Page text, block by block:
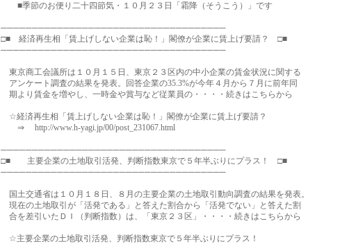
■季節のお便り二十四節気・１０月２３日「霜降（そうこう）」です
────────────────────────────────────
□■ 経済再生相「賃上げしない企業は恥！」閣僚が企業に賃上げ要請？ □■
────────────────────────────────────
東京商工会議所は１０月１５日、東京２３区内の中小企業の賃金状況に関する
アンケート調査の結果を発表。回答企業の35.3%が今年４月から７月に前年同
期より賃金を増やし、一時金や賞与など従業員の・・・・続きはこちらから
☆経済再生相「賃上げしない企業は恥！」閣僚が企業に賃上げ要請？
⇒ http://www.h-yagi.jp/00/post_231067.html
────────────────────────────────────
□■ 主要企業の土地取引活発、判断指数東京で５年半ぶりにプラス！ □■
────────────────────────────────────
国土交通省は１０月１８日、８月の主要企業の土地取引動向調査の結果を発表。
現在の土地取引が「活発である」と答えた割合から「活発でない」と答えた割
合を差引いたＤＩ（判断指数）は、「東京２３区」・・・・続きはこちらから
☆主要企業の土地取引活発、判断指数東京で５年半ぶりにプラス！